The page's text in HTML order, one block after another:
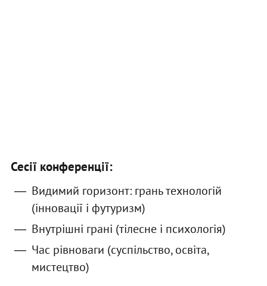
Сесії конференції:
Видимий горизонт: грань технологій
(інновації і футуризм)
Внутрішні грані (тілесне і психологія)
Час рівноваги (суспільство, освіта,
мистецтво)